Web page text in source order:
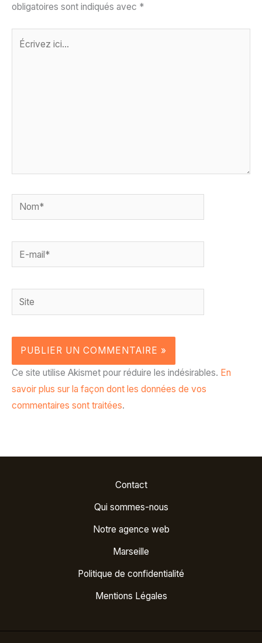
obligatoires sont indiqués avec *
Écrivez
Nom*
E-
mail*
Site
Ce site utilise Akismet pour réduire les indésirables. En
savoir plus sur la façon dont les données de vos
commentaires sont traitées.
Contact
Qui sommes-nous
Notre agence web
Marseille
Politique de confidentialité
Mentions Légales